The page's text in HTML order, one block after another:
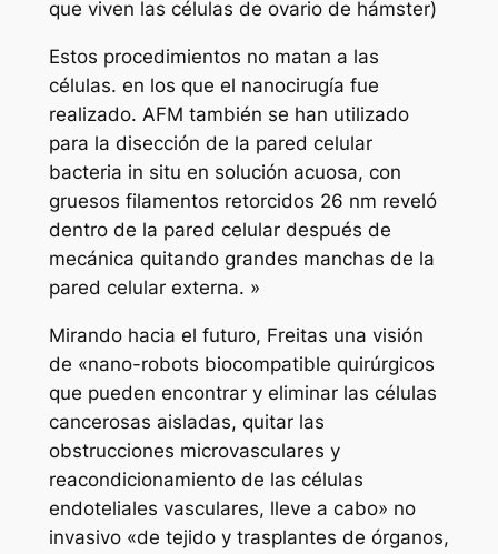
que viven las células de ovario de hámster)
Estos procedimientos no matan a las
células. en los que el nanocirugía fue
realizado. AFM también se han utilizado
para la disección de la pared celular
bacteria in situ en solución acuosa, con
gruesos filamentos retorcidos 26 nm reveló
dentro de la pared celular después de
mecánica quitando grandes manchas de la
pared celular externa. »
Mirando hacia el futuro, Freitas una visión
de «nano-robots biocompatible quirúrgicos
que pueden encontrar y eliminar las células
cancerosas aisladas, quitar las
obstrucciones microvasculares y
reacondicionamiento de las células
endoteliales vasculares, lleve a cabo» no
invasivo «de tejido y trasplantes de órganos,